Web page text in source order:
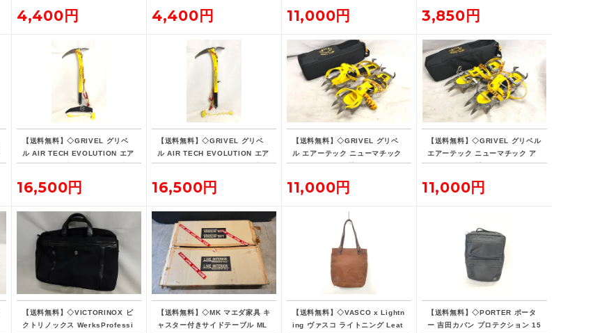
4,400円 4,400円 11,000円 3,850円
【送料無料】◇GRIVEL グリベ
ル AIR TECH EVOLUTION エア
ーテック エボリューション ピッ
16,500円
【送料無料】◇GRIVEL グリベ
ル AIR TECH EVOLUTION エア
ーテック エボリューション ピッ
16,500円
【送料無料】◇GRIVEL グリベ
ル エアーテック ニューマチック
アイゼン ケース付き
11,000円
【送料無料】◇GRIVEL グリベル
エアーテック ニューマチック ア
イゼン ケース付き
11,000円
【送料無料】◇VICTORINOX ビ
クトリノックス WerksProfessi
【送料無料】◇MK マエダ家具 キ
ャスター付きサイドテーブル ML
【送料無料】◇VASCO x Lightn
ing ヴァスコ ライトニング Leat
【送料無料】◇PORTER ポータ
ー 吉田カバン プロテクション 15